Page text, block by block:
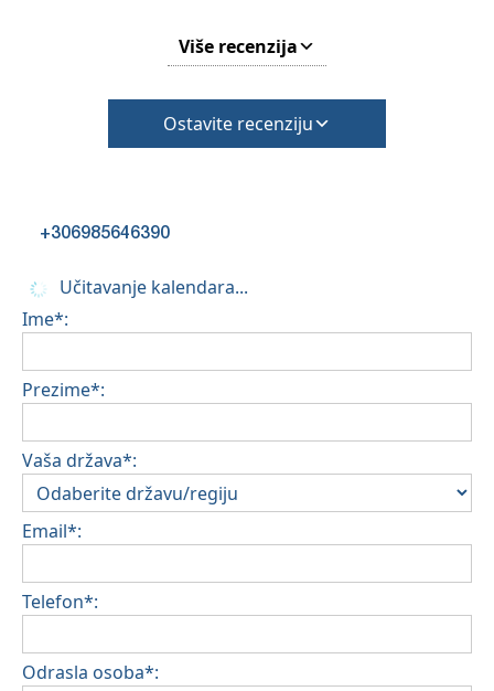
Više recenzija
Ostavite recenziju
+306985646390
Učitavanje kalendara...
Ime*:
Prezime*:
Vaša država*:
Email*:
Telefon*:
Odrasla osoba*: